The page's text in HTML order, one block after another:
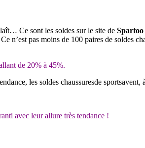
Ce sont les soldes sur le site de Spartoo
Ce n’est pas moins de 100 paires de soldes
de 20% à 45%.
les soldes chaussuresde sportsavent,
avec leur allure très tendance !